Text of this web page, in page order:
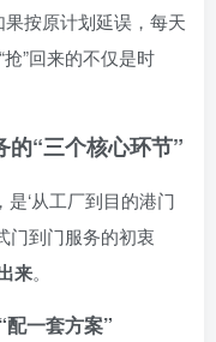
按原计划延误，每天
”回来的不仅是时
“三个核心环节”
是‘从工厂到目的港门
门到门服务的初衷
来。
一套方案”